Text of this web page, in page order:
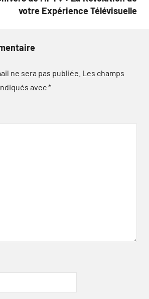
votre Expérience Télévisuelle
ne sera pas publiée. Les champs
avec*